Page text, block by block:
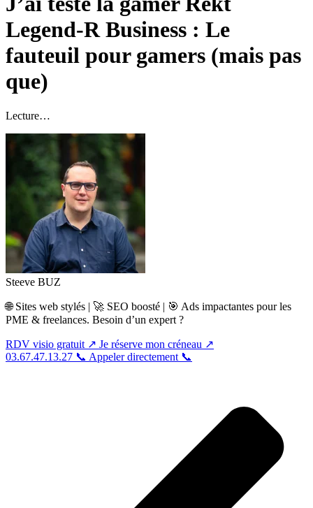
Legend-R Business : Le
fauteuil pour gamers (mais pas
que)
Lecture…
Steeve BUZ
🌐Sites web stylés | 🚀 SEO boosté | 🎯 Ads impactantes pour les
PME & freelances. Besoin d’un expert ?
RDV visio gratuit ↗ Je réserve mon créneau ↗
03.67.47.13.27 📞 Appeler directement 📞